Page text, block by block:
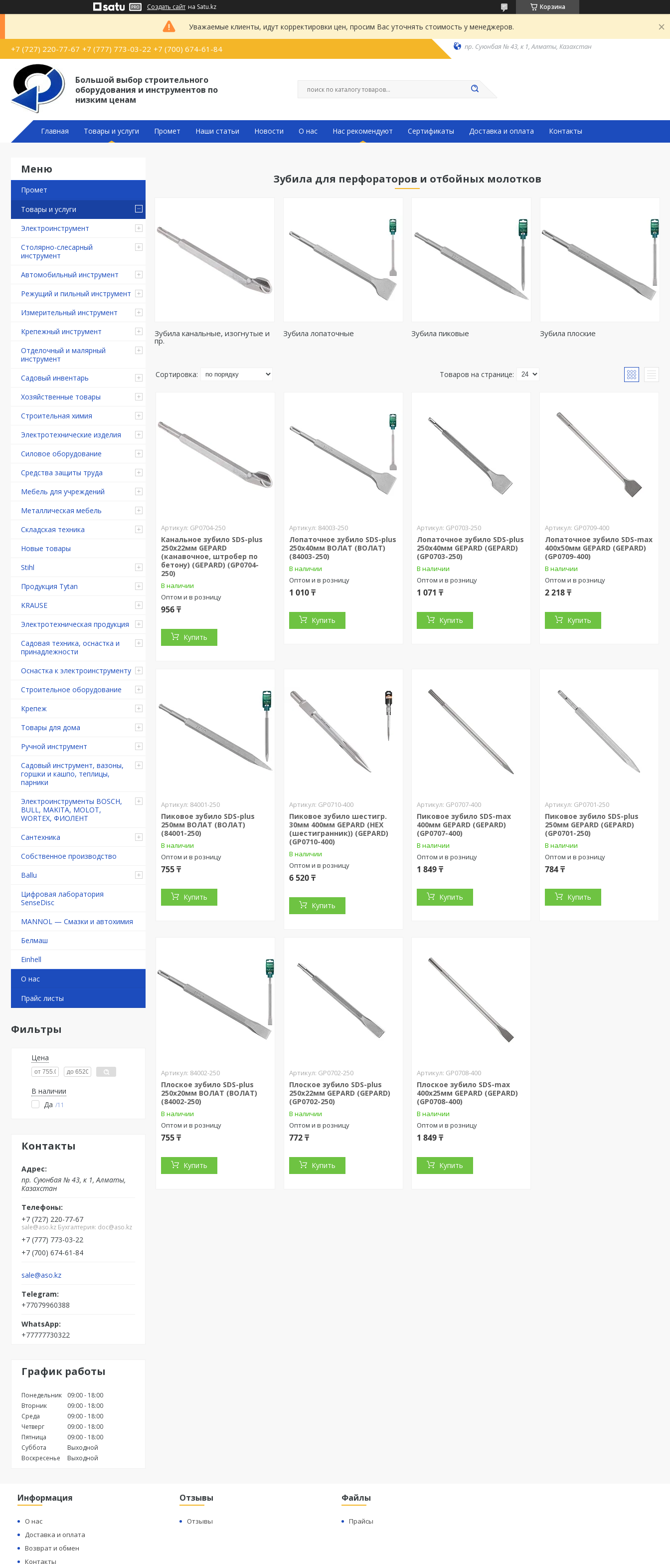
Создать сайт на Satu.kz Корзина
Уважаемые клиенты, идут корректировки цен, просим Вас уточнять стоимость у менеджеров.
+7 (727) 220-77-67 +7 (777) 773-03-22 +7 (700) 674-61-84 пр. Суюнбая № 43, к 1, Алматы, Казахстан
Большой выбор строительного
оборудования и инструментов по
низким ценам
Главная Товары и услуги Промет Наши статьи Новости О нас Нас рекомендуют Сертификаты Доставка и оплата Контакты
Промет
Товары и услуги
Электроинструмент
Столярно-слесарный
инструмент
Автомобильный инструмент
Режущий и пильный инструмент
Измерительный инструмент
Крепежный инструмент
Отделочный и малярный
инструмент
Садовый инвентарь
Хозяйственные товары
Строительная химия
Электротехнические изделия
Силовое оборудование
Средства защиты труда
Мебель для учреждений
Металлическая мебель
Складская техника
Новые товары
Stihl
Продукция Tytan
KRAUSE
Электротехническая продукция
Садовая техника, оснастка и
принадлежности
Оснастка к электроинструменту
Строительное оборудование
Крепеж
Товары для дома
Ручной инструмент
Садовый инструмент, вазоны,
горшки и кашпо, теплицы,
парники
Электроинструменты BOSCH,
BULL, MAKITA, MOLOT,
WORTEX, ФИОЛЕНТ
Сантехника
Собственное производство
Ballu
Цифровая лаборатория
SenseDisc
MANNOL — Смазки и автохимия
Белмаш
Einhell
О нас
Прайс листы
Фильтры
Цена
В наличии
Да
11
Контакты
пр. Суюнбая № 43, к 1, Алматы,
Казахстан
+7 (727) 220-77-67
sale@aso.kz Бухгалтерия: doc@aso.kz
+7 (777) 773-03-22
+7 (700) 674-61-84
sale@aso.kz
+77079960388
+77777730322
График работы
Понедельник 09:00
18:00
Вторник
09:00
18:00
Среда
09:00
18:00
Четверг
09:00
18:00
Пятница
09:00
18:00
Суббота
Выходной
Воскресенье
Выходной
Зубила для перфораторов и отбойных молотков
Зубила канальные, изогнутые и
пр.
Зубила лопаточные Зубила пиковые Зубила плоские
GP0704-250
Канальное зубило SDS-plus
250х22мм GEPARD
(канавочное, штробер по
бетону) (GEPARD) (GP0704-
250)
В наличии
Оптом и в розницу
956 ₸
Купить
84003-250
Лопаточное зубило SDS-plus
250х40мм ВОЛАТ (ВОЛАТ)
(84003-250)
В наличии
Оптом и в розницу
1 010 ₸
Купить
GP0703-250
Лопаточное зубило SDS-plus
250х40мм GEPARD (GEPARD)
(GP0703-250)
В наличии
Оптом и в розницу
1 071 ₸
Купить
GP0709-400
Лопаточное зубило SDS-max
400х50мм GEPARD (GEPARD)
(GP0709-400)
В наличии
Оптом и в розницу
2 218 ₸
Купить
84001-250
Пиковое зубило SDS-plus
250мм ВОЛАТ (ВОЛАТ)
(84001-250)
В наличии
Оптом и в розницу
755 ₸
Купить
GP0710-400
Пиковое зубило шестигр.
30мм 400мм GEPARD (НЕХ
(шестигранник)) (GEPARD)
(GP0710-400)
В наличии
Оптом и в розницу
6 520 ₸
Купить
GP0707-400
Пиковое зубило SDS-max
400мм GEPARD (GEPARD)
(GP0707-400)
В наличии
Оптом и в розницу
1 849 ₸
Купить
GP0701-250
Пиковое зубило SDS-plus
250мм GEPARD (GEPARD)
(GP0701-250)
В наличии
Оптом и в розницу
784 ₸
Купить
84002-250
Плоское зубило SDS-plus
250х20мм ВОЛАТ (ВОЛАТ)
(84002-250)
В наличии
Оптом и в розницу
755 ₸
Купить
GP0702-250
Плоское зубило SDS-plus
250х22мм GEPARD (GEPARD)
(GP0702-250)
В наличии
Оптом и в розницу
772 ₸
Купить
GP0708-400
Плоское зубило SDS-max
400х25мм GEPARD (GEPARD)
(GP0708-400)
В наличии
Оптом и в розницу
1 849 ₸
Купить
Информация
О нас
Доставка и оплата
Возврат и обмен
Контакты
Отзывы
Отзывы
Файлы
Прайсы